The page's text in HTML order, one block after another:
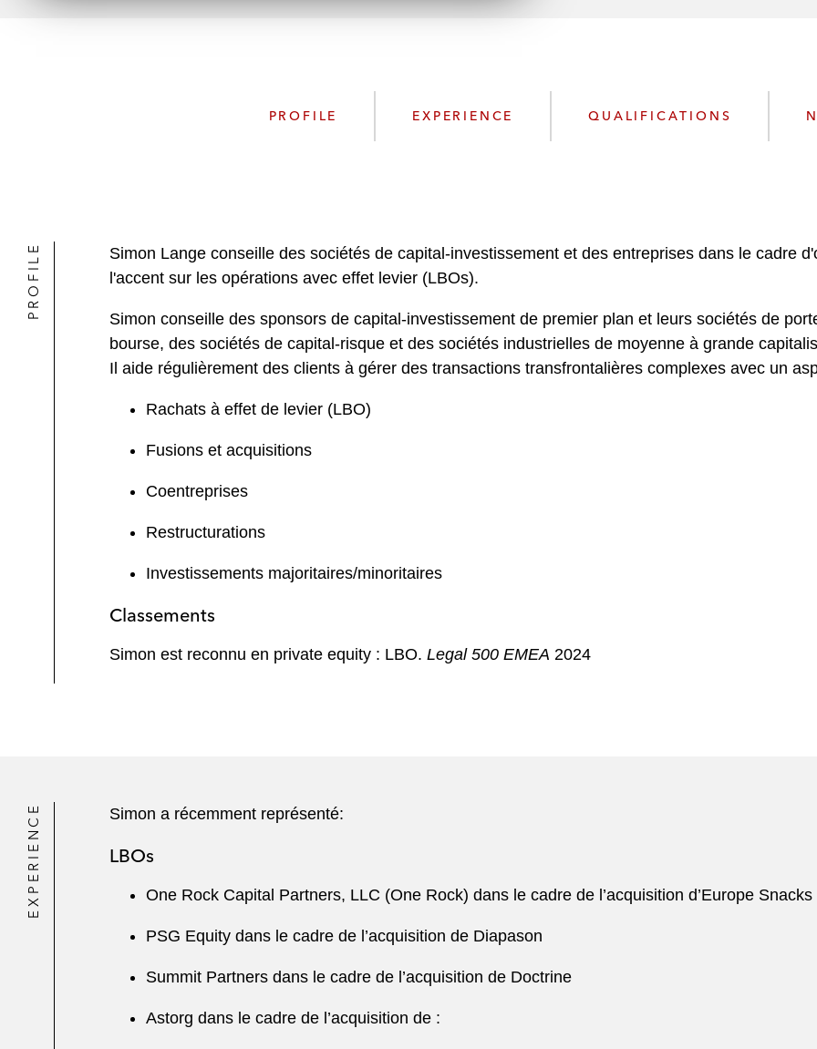
PROFILE EXPERIENCE QUALIFICATIONS
PROFILE
Simon Lange conseille des sociétés de capital-investissement et des entreprises dans le cadre
l'accent sur les opérations avec effet levier (LBOs).
Simon conseille des sponsors de capital-investissement de premier plan et leurs sociétés de
bourse, des sociétés de capital-risque et des sociétés industrielles de moyenne à grande
Il aide régulièrement des clients à gérer des transactions transfrontalières complexes avec un
Rachats à effet de levier (LBO)
Fusions et acquisitions
Coentreprises
Restructurations
Investissements majoritaires/minoritaires
Classements
Simon est reconnu en private equity : LBO. Legal 500 EMEA 2024
EXPERIENCE Simon a récemment représenté:
LBOs
One Rock Capital Partners, LLC (One Rock) dans le cadre de l’acquisition d’Europe Snacks
PSG Equity dans le cadre de l’acquisition de Diapason
Summit Partners dans le cadre de l’acquisition de Doctrine
Astorg dans le cadre de l’acquisition de :